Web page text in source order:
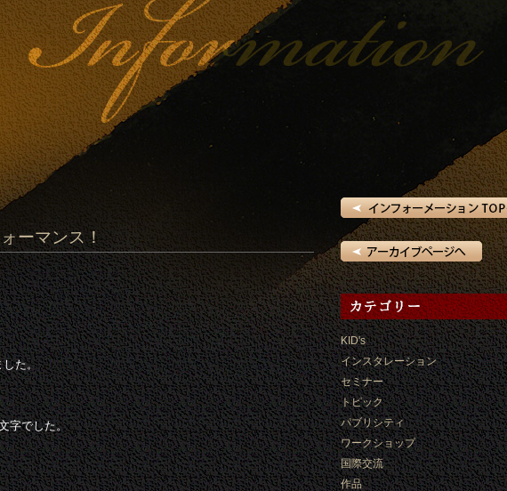
ーマンス！
した。
字でした。
KID's
インスタレーション
セミナー
トピック
パブリシティ
ワークショップ
国際交流
作品